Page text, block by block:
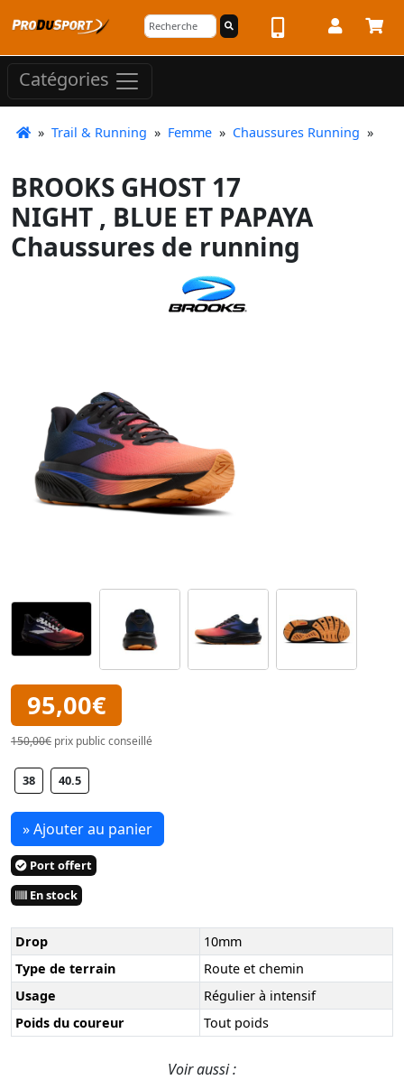
Catégories
» Trail & Running » Femme » Chaussures Running »
BROOKS GHOST 17
NIGHT , BLUE ET PAPAYA
Chaussures de running
95,00€
150,00€ prix public conseillé
38 40.5
» Ajouter au panier
Port offert
En stock
Drop
10mm
Type de terrain
Route et chemin
Usage
Régulier à intensif
Poids du coureur
Tout poids
Voir aussi :